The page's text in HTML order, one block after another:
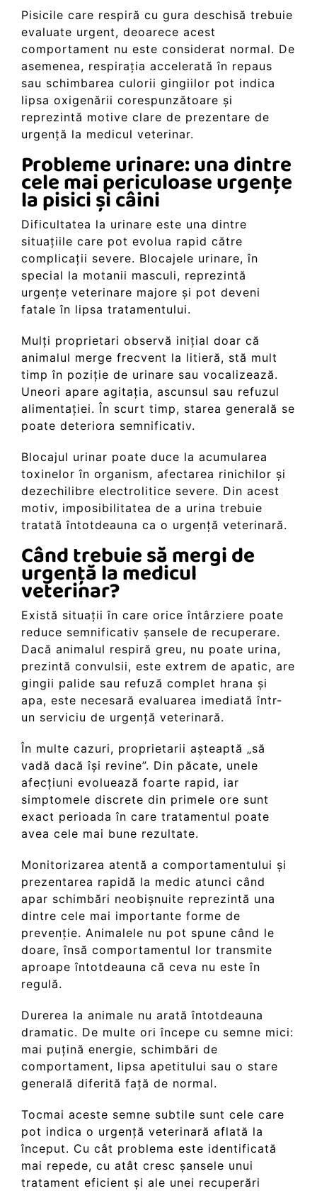
Pisicile care respiră cu gura deschisă trebuie
evaluate urgent, deoarece acest
comportament nu este considerat normal. De
asemenea, respirația accelerată în repaus
sau schimbarea culorii gingiilor pot indica
lipsa oxigenării corespunzătoare și
reprezintă motive clare de prezentare de
urgență la medicul veterinar.
Probleme urinare: una dintre
cele mai periculoase urgențe
la pisici și câini
Dificultatea la urinare este una dintre
situațiile care pot evolua rapid către
complicații severe. Blocajele urinare, în
special la motanii masculi, reprezintă
urgențe veterinare majore și pot deveni
fatale în lipsa tratamentului.
Mulți proprietari observă inițial doar că
animalul merge frecvent la litieră, stă mult
timp în poziție de urinare sau vocalizează.
Uneori apare agitația, ascunsul sau refuzul
alimentației. În scurt timp, starea generală se
poate deteriora semnificativ.
Blocajul urinar poate duce la acumularea
toxinelor în organism, afectarea rinichilor și
dezechilibre electrolitice severe. Din acest
motiv, imposibilitatea de a urina trebuie
tratată întotdeauna ca o urgență veterinară.
Când trebuie să mergi de
urgență la medicul
veterinar?
Există situații în care orice întârziere poate
reduce semnificativ șansele de recuperare.
Dacă animalul respiră greu, nu poate urina,
prezintă convulsii, este extrem de apatic, are
gingii palide sau refuză complet hrana și
apa, este necesară evaluarea imediată într-
un serviciu de urgență veterinară.
În multe cazuri, proprietarii așteaptă „să
vadă dacă își revine”. Din păcate, unele
afecțiuni evoluează foarte rapid, iar
simptomele discrete din primele ore sunt
exact perioada în care tratamentul poate
avea cele mai bune rezultate.
Monitorizarea atentă a comportamentului și
prezentarea rapidă la medic atunci când
apar schimbări neobișnuite reprezintă una
dintre cele mai importante forme de
prevenție. Animalele nu pot spune când le
doare, însă comportamentul lor transmite
aproape întotdeauna că ceva nu este în
regulă.
Durerea la animale nu arată întotdeauna
dramatic. De multe ori începe cu semne mici:
mai puțină energie, schimbări de
comportament, lipsa apetitului sau o stare
generală diferită față de normal.
Tocmai aceste semne subtile sunt cele care
pot indica o urgență veterinară aflată la
început. Cu cât problema este identificată
mai repede, cu atât cresc șansele unui
tratament eficient și ale unei recuperări